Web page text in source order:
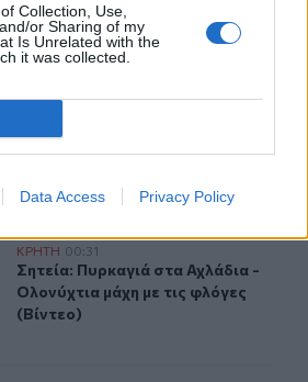
Collection, Use,
or Sharing of my
Is Unrelated with the
it was collected.
Data Access Privacy Policy
ΠΕΡΙΣΣΟΤΕΡΑ
Αχλάδια - Ολονύχτια μάχη με τις
ΚΡΗΤΗ 00:31
Σητεία: Πυρκαγιά στα Αχλάδια -
Σητεία: Πυρκαγιά στα Αχλάδια -
Ολονύχτια μάχη με τις φλόγες
(Βίντεο)